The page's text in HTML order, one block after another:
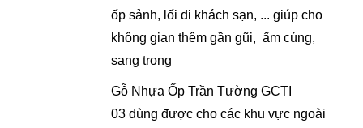
ốp sảnh, lối đi khách sạn, ... giúp cho
không gian thêm gần gũi, ấm cúng,
sang trọng
Gỗ Nhựa Ốp Trần TườngGCTI
03 dùng được cho các khu vực ngoài